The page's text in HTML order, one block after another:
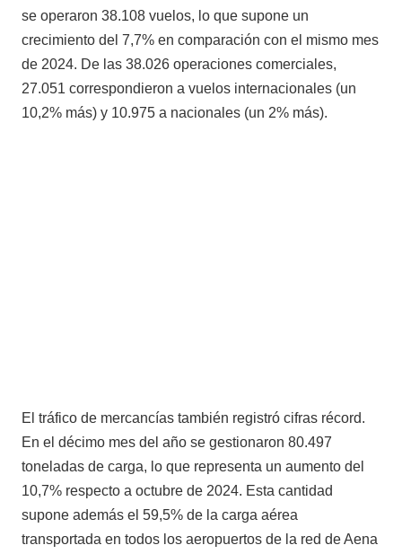
se operaron 38.108 vuelos, lo que supone un
crecimiento del 7,7% en comparación con el mismo mes
de 2024. De las 38.026 operaciones comerciales,
27.051 correspondieron a vuelos internacionales (un
10,2% más) y 10.975 a nacionales (un 2% más).
El tráfico de mercancías también registró cifras récord.
En el décimo mes del año se gestionaron 80.497
toneladas de carga, lo que representa un aumento del
10,7% respecto a octubre de 2024. Esta cantidad
supone además el 59,5% de la carga aérea
transportada en todos los aeropuertos de la red de Aena